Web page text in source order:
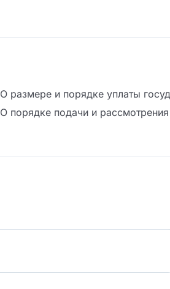
О размере и порядке уплаты
О порядке подачи и